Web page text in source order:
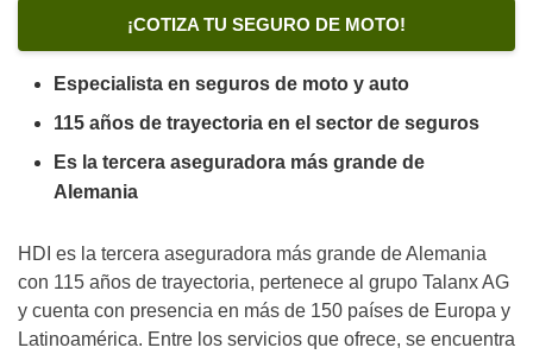
¡COTIZA TU SEGURO DE MOTO!
Especialista en seguros de moto y auto
115 años de trayectoria en el sector de seguros
Es la tercera aseguradora más grande de
Alemania
HDI es la tercera aseguradora más grande de Alemania
con 115 años de trayectoria, pertenece al grupo Talanx AG
y cuenta con presencia en más de 150 países de Europa y
Latinoamérica. Entre los servicios que ofrece, se encuentra